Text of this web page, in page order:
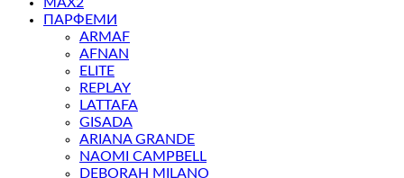
ПАРФЕМИ
ARMAF
AFNAN
ELITE
REPLAY
LATTAFA
GISADA
ARIANA GRANDE
NAOMI CAMPBELL
DEBORAH MILANO